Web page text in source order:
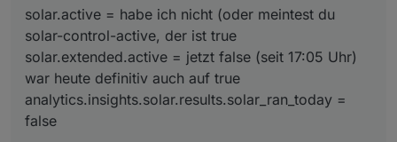
solar.active = habe ich nicht (oder meintest du
solar-control-active, der ist true
solar.extended.active = jetzt false (seit 17:05 Uhr)
war heute definitiv auch auf true
analytics.insights.solar.results.solar_ran_today =
false